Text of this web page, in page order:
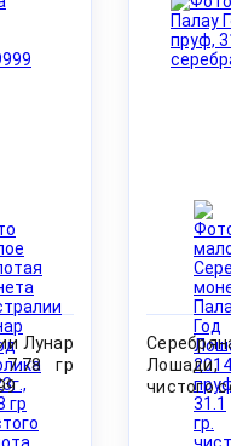
Лунар
7.78 гр
Лошади,
чистого